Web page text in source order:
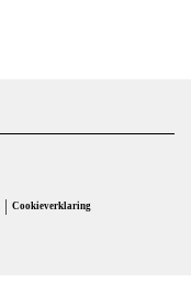
| Cookieverklaring